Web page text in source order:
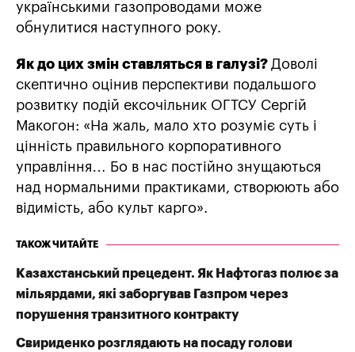
українськими газопроводами може
обнулитися наступного року.
Як до цих змін ставляться в галузі? Доволі
скептично оцінив перспективи подальшого
розвитку подій ексочільник ОГТСУ Сергій
Макогон: «На жаль, мало хто розуміє суть і
цінність правильного корпоративного
управління… Бо в нас постійно знущаються
над нормальними практиками, створюють або
відимість, або культ карго».
ТАКОЖ ЧИТАЙТЕ
Казахстанський прецедент. Як Нафтогаз полює за
мільярдами, які заборгував Газпром через
порушення транзитного контракту
Свириденко розглядають на посаду голови